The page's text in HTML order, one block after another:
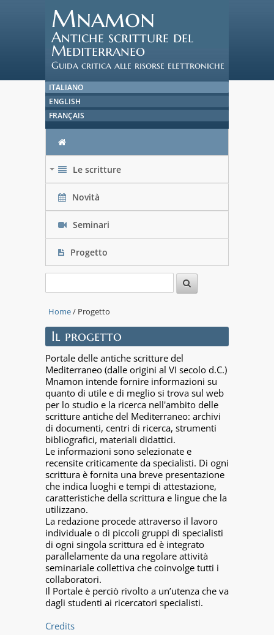
Mnamon
Antiche scritture del
Mediterraneo
Guida critica alle risorse elettroniche
ITALIANO
ENGLISH
FRANÇAIS
Le scritture
Novità
Seminari
Progetto
Home/ Progetto
Il progetto
Portale delle antiche scritture del
Mediterraneo (dalle origini al VI secolo d.C.)
Mnamon intende fornire informazioni su
quanto di utile e di meglio si trova sul web
per lo studio e la ricerca nell'ambito delle
scritture antiche del Mediterraneo: archivi
di documenti, centri di ricerca, strumenti
bibliografici, materiali didattici.
Le informazioni sono selezionate e
recensite criticamente da specialisti. Di ogni
scrittura è fornita una breve presentazione
che indica luoghi e tempi di attestazione,
caratteristiche della scrittura e lingue che la
utilizzano.
La redazione procede attraverso il lavoro
individuale o di piccoli gruppi di specialisti
di ogni singola scrittura ed è integrato
parallelamente da una regolare attività
seminariale collettiva che coinvolge tutti i
collaboratori.
Il Portale è perciò rivolto a un’utenza che va
dagli studenti ai ricercatori specialisti.
Credits